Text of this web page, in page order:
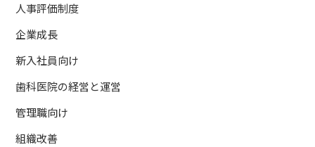
人事評価制度
企業成長
新入社員向け
歯科医院の経営と運営
管理職向け
組織改善